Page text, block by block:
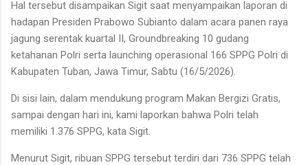
Hal tersebut disampaikan Sigit saat menyampaikan laporan di
hadapan Presiden Prabowo Subianto dalam acara panen raya
jagung serentak kuartal II, Groundbreaking 10 gudang
ketahanan Polri serta launching operasional 166 SPPG Polri di
Kabupaten Tuban, Jawa Timur, Sabtu (16/5/2026).
Di sisi lain, dalam mendukung program Makan Bergizi Gratis,
sampai dengan hari ini, kami laporkan bahwa Polri telah
memiliki 1.376 SPPG, kata Sigit.
Menurut Sigit, ribuan SPPG tersebut terdiri dari 736 SPPG telah